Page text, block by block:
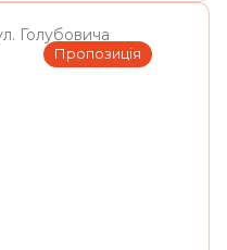
Пропозиція